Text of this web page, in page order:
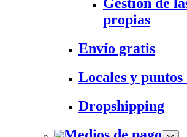
propias
Envío gratis
Locales y
Dropshipping